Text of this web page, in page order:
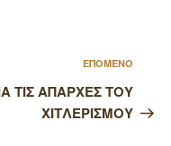
άρθρο
ΕΠΟΜΕΝΟ
ΤΙΣ ΑΠΑΡΧΕΣ ΤΟΥ
ΧΙΤΛΕΡΙΣΜΟΥ